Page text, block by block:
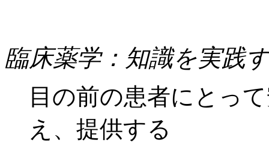
臨床薬学：知識を実践
目の前の患者にとっ
え、提供する